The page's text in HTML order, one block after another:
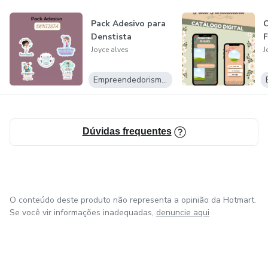
Pack Adesivo para
Denstista
Joyce alves
Empreendedorismo Digital
Dúvidas frequentes
O conteúdo deste produto não representa a opinião da Hotmart.
Se você vir informações inadequadas, denuncie aqui